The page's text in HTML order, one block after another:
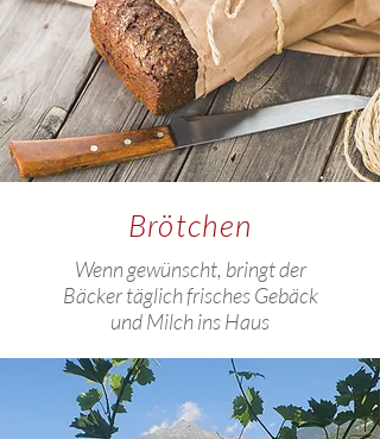
Brötchen
Wenn gewünscht, bringt der
Bäcker täglich frisches Gebäck
und Milch ins Haus